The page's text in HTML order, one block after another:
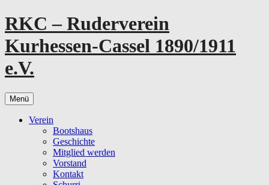
Zum
Inhalt
springen
RKC – Ruderverein
Kurhessen-Cassel 1890/1911
e.V.
Menü
Verein
Bootshaus
Geschichte
Mitglied werden
Vorstand
Kontakt